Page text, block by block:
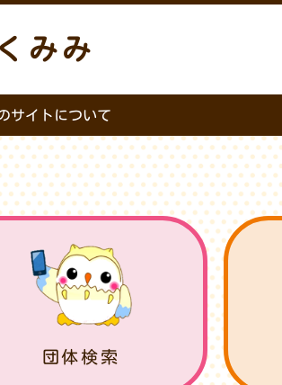
みみ
サイトについて
団体検索